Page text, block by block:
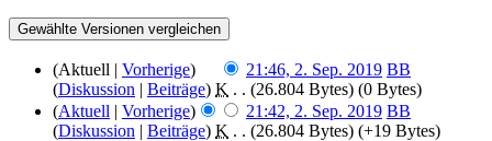
(Aktuell | Vorherige) 21:46, 2. Sep. 2019 BB
(Diskussion | Beiträge) K . . (26.804 Bytes) (0 Bytes)
(Aktuell | Vorherige) 21:42, 2. Sep. 2019 BB
(Diskussion | Beiträge) K . . (26.804 Bytes) (+19 Bytes)